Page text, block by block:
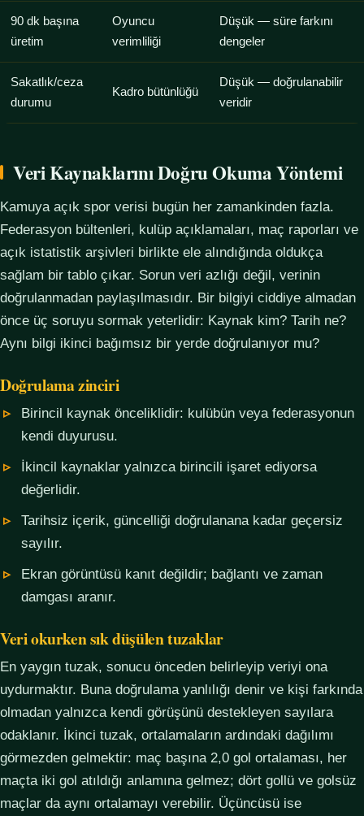
90 dk başına
üretim
Oyuncu
verimliliği
Düşük — süre farkını
dengeler
Sakatlık/ceza
durumu
Kadro bütünlüğü
Düşük — doğrulanabilir
veridir
Veri Kaynaklarını Doğru Okuma Yöntemi
Kamuya açık spor verisi bugün her zamankinden fazla.
Federasyon bültenleri, kulüp açıklamaları, maç raporları ve
açık istatistik arşivleri birlikte ele alındığında oldukça
sağlam bir tablo çıkar. Sorun veri azlığı değil, verinin
doğrulanmadan paylaşılmasıdır. Bir bilgiyi ciddiye almadan
önce üç soruyu sormak yeterlidir: Kaynak kim? Tarih ne?
Aynı bilgi ikinci bağımsız bir yerde doğrulanıyor mu?
Doğrulama zinciri
Birincil kaynak önceliklidir: kulübün veya federasyonun
kendi duyurusu.
İkincil kaynaklar yalnızca birincili işaret ediyorsa
değerlidir.
Tarihsiz içerik, güncelliği doğrulanana kadar geçersiz
sayılır.
Ekran görüntüsü kanıt değildir; bağlantı ve zaman
damgası aranır.
Veri okurken sık düşülen tuzaklar
En yaygın tuzak, sonucu önceden belirleyip veriyi ona
uydurmaktır. Buna doğrulama yanlılığı denir ve kişi farkında
olmadan yalnızca kendi görüşünü destekleyen sayılara
odaklanır. İkinci tuzak, ortalamaların ardındaki dağılımı
görmezden gelmektir: maç başına 2,0 gol ortalaması, her
maçta iki gol atıldığı anlamına gelmez; dört gollü ve golsüz
maçlar da aynı ortalamayı verebilir. Üçüncüsü ise